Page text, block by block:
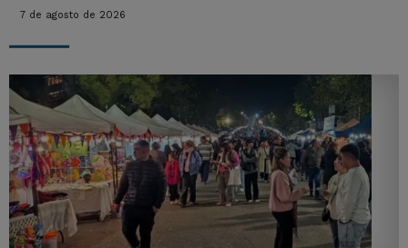
7 de agosto de 2026